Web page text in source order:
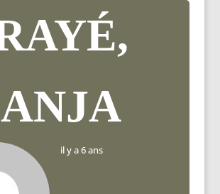
ANJA
il y a 6 ans